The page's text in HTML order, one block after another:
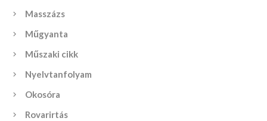
Masszázs
Műgyanta
Műszaki cikk
Nyelvtanfolyam
Okosóra
Rovarirtás